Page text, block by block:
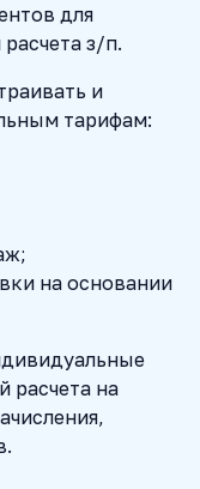
для
з/п.
и
тарифам:
на основании
расчета на